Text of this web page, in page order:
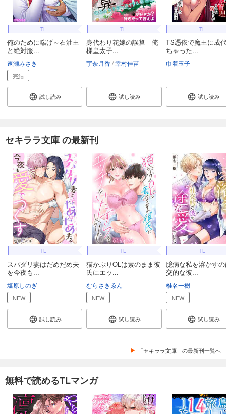
TL
俺のために喘げ～石油王
と絶対服...
速瀬みさき
完結
試し読み
TL
身代わり花嫁の誤算 俺
様皇太子...
宇奈月香 幸村佳苗
試し読み
TL
TS憑依で魔王に成
ちゃった...
巾着玉子
試し読み
セキララ文庫 の最新刊
TL
スパダリ妻はだめだめ夫
を今夜も...
塩原しのぎ
NEW
試し読み
TL
猫かぶりOLは素のまま彼
氏にエッ...
むらさきゑん
NEW
試し読み
TL
臆病な私を溶かす
交的な彼...
椎名一樹
NEW
試し読み
「セキララ文庫」の最新刊一覧へ
無料で読めるTLマンガ